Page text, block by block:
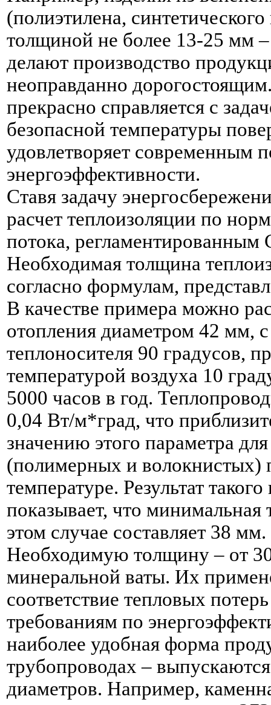
(полиэтилена,
толщиной не более 13-25 мм
делают производство
неоправданно
прекрасно справляется с
безопасной температуры
удовлетворяет современным
энергоэффективности.
Ставя задачу
расчет теплоизоляции по
потока,
Необходимая толщина
согласно формулам,
В качестве примера можно
отопления диаметром 42 мм,
теплоносителя 90 градусов,
температурой воздуха 10
5000 часов в год.
0,04 Вт/м*град, что
значению этого параметра
(полимерных и
температуре. Результат
показывает, что
этом случае составляет 38 мм.
Необходимую толщину – от
минеральной ваты. Их
соответствие тепловых
требованиям по
наиболее удобная форма
трубопроводах –
диаметров. Например,